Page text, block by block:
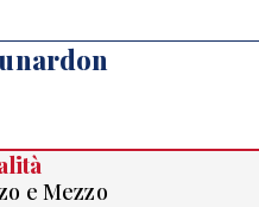
e Mezzo